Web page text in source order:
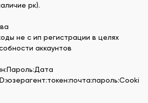
рк).
не с ип регистрации в целях
аккаунтов